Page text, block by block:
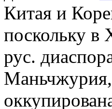
Китая и
поскольку в
рус.